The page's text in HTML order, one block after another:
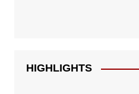
HIGHLIGHTS